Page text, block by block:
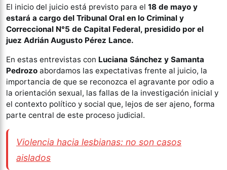
El inicio del juicio está previsto para el 18 de mayo y
estará a cargo del Tribunal Oral en lo Criminal y
Correccional N°5 de Capital Federal, presidido por el
juez Adrián Augusto Pérez Lance.
En estas entrevistas con Luciana Sánchez y Samanta
Pedrozo abordamos las expectativas frente al juicio, la
importancia de que se reconozca el agravante por odio a
la orientación sexual, las fallas de la investigación inicial y
el contexto político y social que, lejos de ser ajeno, forma
parte central de este proceso judicial.
Violencia hacia lesbianas: no son casos
aislados